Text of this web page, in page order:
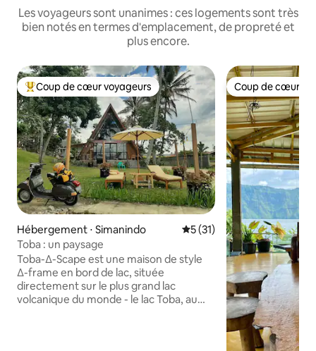
Les voyageurs sont unanimes : ces logements sont très
bien notés en termes d'emplacement, de propreté et
plus encore.
Coups de cœur voyageurs les plus appréciés
Coup de cœur voyageurs
Hébergement ⋅ Simanindo Évaluation moyenne sur la
5 (31)
Toba : un paysage
Toba-∆-Scape est une maison de style
∆-frame en bord de lac, située
directement sur le plus grand lac
volcanique du monde - le lac Toba, au
Coup de cœur
Coup de cœur